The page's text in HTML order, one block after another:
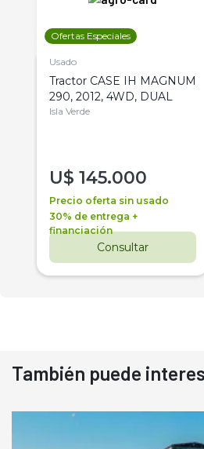
Ofertas Especiales
Usado
Tractor CASE IH MAGNUM
290, 2012, 4WD, DUAL
Isla Verde
U$ 145.000
Precio oferta sin usado
30% de entrega +
financiación
Consultar
También puede